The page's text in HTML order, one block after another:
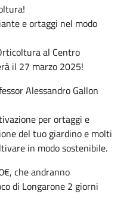
e ortaggi nel modo
al Centro
il 27 marzo 2025!
Alessandro Gallon
per ortaggi e
del tuo giardino e molti
in modo sostenibile.
che andranno
di Longarone 2 giorni